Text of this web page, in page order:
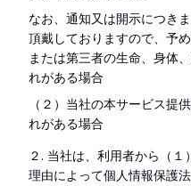
なお、通知又は開示につき
頂戴しておりますので、予
または第三者の生命、身体
れがある場合
（２）当社の本サービス提
れがある場合
２. 当社は、利用者から（
理由によって個人情報保護